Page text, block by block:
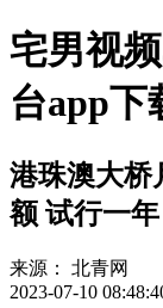
宅男视
台app下
港珠澳大桥
额 试行一年
来源：
北青网
2023-07-10